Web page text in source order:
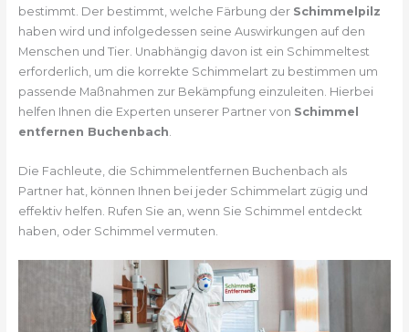
bestimmt. Der bestimmt, welche Färbung der Schimmelpilz
haben wird und infolgedessen seine Auswirkungen auf den
Menschen und Tier. Unabhängig davon ist ein Schimmeltest
erforderlich, um die korrekte Schimmelart zu bestimmen um
passende Maßnahmen zur Bekämpfung einzuleiten. Hierbei
helfen Ihnen die Experten unserer Partner von Schimmel
entfernen Buchenbach.
Die Fachleute, die Schimmelentfernen Buchenbach als
Partner hat, können Ihnen bei jeder Schimmelart zügig und
effektiv helfen. Rufen Sie an, wenn Sie Schimmel entdeckt
haben, oder Schimmel vermuten.